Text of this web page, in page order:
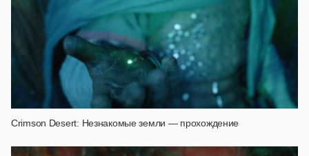
Crimson Desert: Незнакомые земли — прохождение